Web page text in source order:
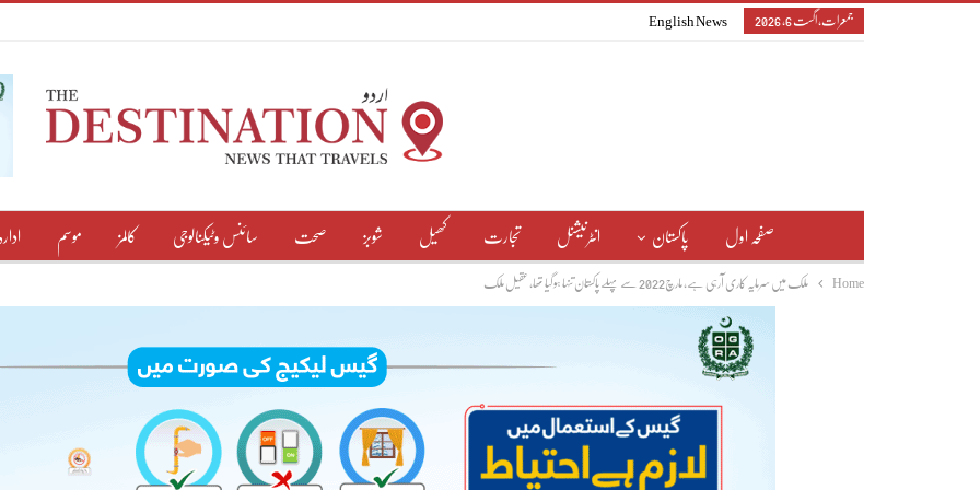
جمعرات, اگست 6, 2026 English News
صفحہ اول پاکستان انٹرنیشنل تجارت کھیل شوبز صحت سائنس وٹیکنالوجی کالمز موسم ادارہ
Home ملک میں سرمایہ کاری آرہی ہے، مارچ2022 سے پہلے پاکستان تنہا ہوگیا تھا، عقیل ملک